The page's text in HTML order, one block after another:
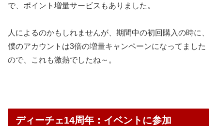
で、ポイント増量サービスもありました。
人によるのかもしれませんが、期間中の初回購入の時に、
僕のアカウントは3倍の増量キャンペーンになってました
ので、これも激熱でしたね～。
ディーチェ14周年：イベントに参加